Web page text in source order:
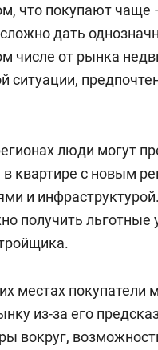
что покупают
дать
числе от рынка
ситуации,
люди могут
квартире с новым
и
получить льготные
местах покупатели
из-за его
вокруг,
150 камер
ID вместо